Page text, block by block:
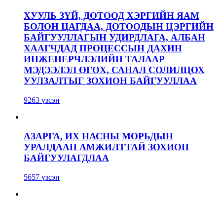
ХУУЛЬ ЗҮЙ, ДОТООД ХЭРГИЙН ЯАМ
БОЛОН ЦАГДАА, ДОТООДЫН ЦЭРГИЙН
БАЙГУУЛЛАГЫН УДИРДЛАГА, АЛБАН
ХААГЧДАД ПРОЦЕССЫН ДАХИН
ИНЖЕНЕРЧЛЭЛИЙН ТАЛААР
МЭДЭЭЛЭЛ ӨГӨХ, САНАЛ СОЛИЛЦОХ
УУЛЗАЛТЫГ ЗОХИОН БАЙГУУЛЛАА
9263 үзсэн
АЗАРГА, ИХ НАСНЫ МОРЬДЫН
УРАЛДААН АМЖИЛТТАЙ ЗОХИОН
БАЙГУУЛАГДЛАА
5657 үзсэн